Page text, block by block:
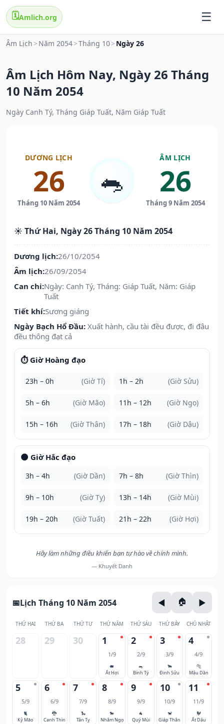
🗓️Amlich.org
Âm Lịch > Năm 2054>Tháng 10> Ngày 26
Âm Lịch Hôm Nay, Ngày 26 Tháng
10 Năm 2054
Ngày Canh Tý, Tháng Giáp Tuất, Năm Giáp Tuất
DƯƠNG LỊCH
26
Tháng 10 Năm 2054
🐀
ÂM LỊCH
26
Tháng 9 Năm 2054
☀️ Thứ Hai, Ngày 26 Tháng 10 Năm 2054
Dương lịch:26/10/2054
Âm lịch:26/09/2054
Can chi:Ngày: Canh Tý, Tháng: Giáp Tuất, Năm: Giáp
Tuất
Tiết khí:Sương giáng
Ngày Bạch Hổ Đầu: Xuất hành, cầu tài đều được, đi đâu
đều thông đạt cả
⏱️ Giờ Hoàng đạo
23h – 0h (Giờ Tí) 1h – 2h (Giờ Sửu)
5h – 6h (Giờ Mão) 11h – 12h (Giờ Ngọ)
15h – 16h (Giờ Thân) 17h – 18h (Giờ Dậu)
🌑 Giờ Hắc đạo
3h – 4h (Giờ Dần) 7h – 8h (Giờ Thìn)
9h – 10h (Giờ Tỵ) 13h – 14h (Giờ Mùi)
19h – 20h (Giờ Tuất) 21h – 22h (Giờ Hợi)
Hãy làm những điều khiến bạn tự hào về chính mình.
— Khuyết Danh
Lịch Tháng 10 Năm 2054
THỨ HAI THỨ BA THỨ TƯ THỨ NĂM THỨ SÁU THỨ BẢY CHỦ NHẬT
28 29 30 1
1/9
🐖
Ất Hợi
2
2/9
🐀
Bính Tý
3
3/9
🐂
Đinh Sửu
4
4/9
🐅
Mậu Dần
5
5/9
🐈
Kỷ Mão
6
6/9
🐉
Canh Thìn
7
7/9
🐍
Tân Tỵ
8
8/9
🐎
Nhâm Ngọ
9
9/9
🐐
Quý Mùi
10
10/9
🐒
Giáp Thân
11
11/9
🐓
Ất Dậu